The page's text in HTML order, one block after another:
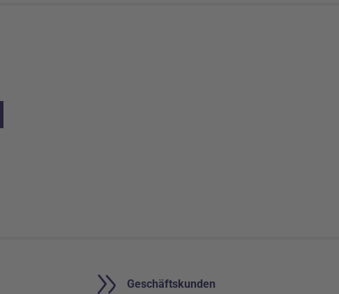
Geschäftsbereiche
Geschäftskunden